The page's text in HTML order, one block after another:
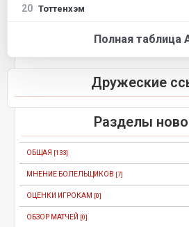
20 Тоттенхэм
Полная таблица
Дружеские
Разделы
ОБЩАЯ [133]
МНЕНИЕ БОЛЕЛЬЩИКОВ [7]
ОЦЕНКИ ИГРОКАМ [0]
ОБЗОР МАТЧЕЙ [0]